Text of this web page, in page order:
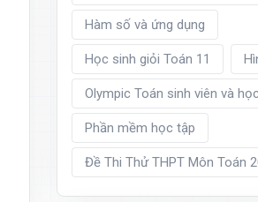
Hàm số và ứng dụng
Học sinh giỏi Toán 11
Olympic Toán sinh viên và
Phần mềm học tập
Đề Thi Thử THPT Môn Toán